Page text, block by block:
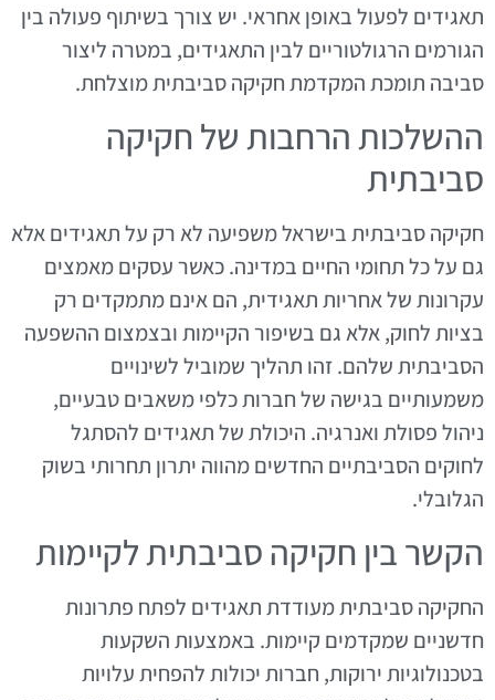
תאגידים לפעול באופן אחראי. יש צורך בשיתוף פעולה בין
הגורמים הרגולטוריים לבין התאגידים, במטרה ליצור
סביבה תומכת המקדמת חקיקה סביבתית מוצלחת.
ההשלכות הרחבות של חקיקה
סביבתית
חקיקה סביבתית בישראל משפיעה לא רק על תאגידים אלא
גם על כל תחומי החיים במדינה. כאשר עסקים מאמצים
עקרונות של אחריות תאגידית, הם אינם מתמקדים רק
בציות לחוק, אלא גם בשיפור הקיימות ובצמצום ההשפעה
הסביבתית שלהם. זהו תהליך שמוביל לשינויים
משמעותיים בגישה של חברות כלפי משאבים טבעיים,
ניהול פסולת ואנרגיה. היכולת של תאגידים להסתגל
לחוקים הסביבתיים החדשים מהווה יתרון תחרותי בשוק
הגלובלי.
הקשר בין חקיקה סביבתית לקיימות
החקיקה סביבתית מעודדת תאגידים לפתח פתרונות
חדשניים שמקדמים קיימות. באמצעות השקעות
בטכנולוגיות ירוקות, חברות יכולות להפחית עלויות